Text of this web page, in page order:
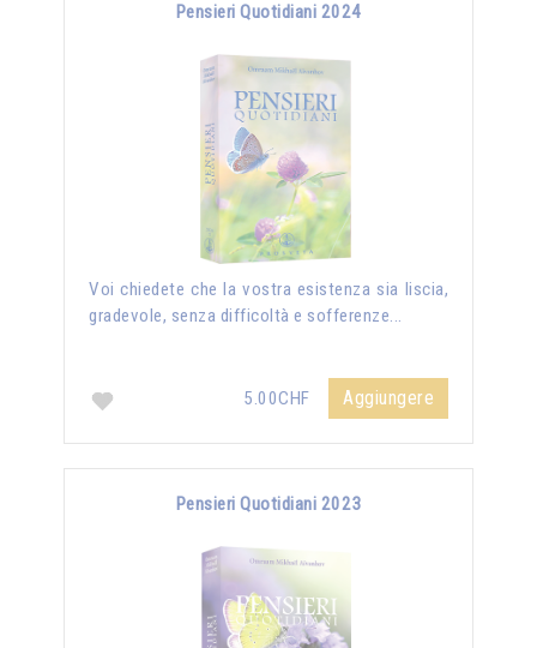
Pensieri Quotidiani 2024
Voi chiedete che la vostra esistenza sia liscia,
gradevole, senza difficoltà e sofferenze...
5.00CHF Aggiungere
Pensieri Quotidiani 2023